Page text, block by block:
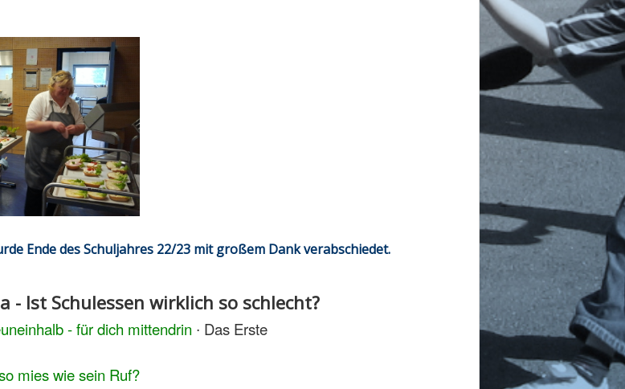
Ende des Schuljahres 22/23 mit großem Dank verabschiedet.
- Ist Schulessen wirklich so schlecht?
- für dich mittendrin ∙ Das Erste
mies wie sein Ruf?